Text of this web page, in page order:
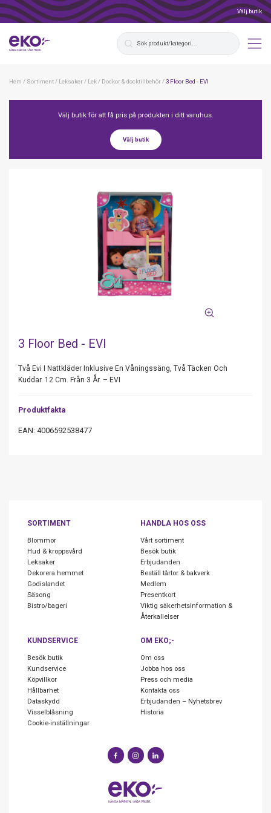
Välj butik
Hem / Sortiment/ Leksaker/ Lek/ Dockor & docktillbehör/3 Floor Bed - EVI
Välj butik för att få pris på produkten i ditt varuhus.
Välj butik
3 Floor Bed - EVI
Två Evi I Nattkläder Inklusive En Våningssäng, Två Täcken Och
Kuddar. 12 Cm. Från 3 År. – EVI
Produktfakta
EAN: 4006592538477
SORTIMENT
Blommor
Hud & kroppsvård
Leksaker
Dekorera hemmet
Godislandet
Säsong
Bistro/bageri
HANDLA HOS OSS
Vårt sortiment
Besök butik
Erbjudanden
Beställ tårtor & bakverk
Medlem
Presentkort
Viktig säkerhetsinformation &
Återkallelser
KUNDSERVICE
Besök butik
Kundservice
Köpvillkor
Hållbarhet
Dataskydd
Visselblåsning
Cookie-inställningar
OM EKO;-
Om oss
Jobba hos oss
Press och media
Kontakta oss
Erbjudanden – Nyhetsbrev
Historia